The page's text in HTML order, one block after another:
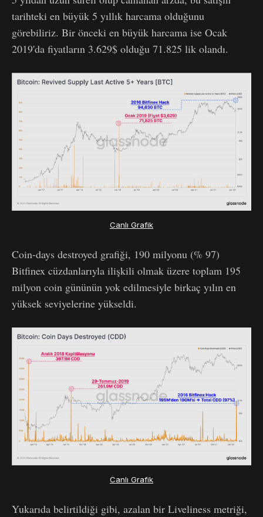
tarihteki en büyük 5 yıllık harcama olduğunu
görebiliriz. Bir önceki en büyük harcama ise Ocak
2019'da fiyatların 3.629$ olduğu 71.825 lik olandı.
Canlı Grafik
Coin-days destroyed grafiği, 190 milyonu (% 97)
Bitfinex cüzdanlarıyla ilişkili olmak üzere toplam 195
milyon coin gününün yok edilmesiyle birkaç yılın en
yüksek seviyelerine yükseldi.
Canlı Grafik
Yukarıda belirtildiği gibi, azalan bir Liveliness metriği,